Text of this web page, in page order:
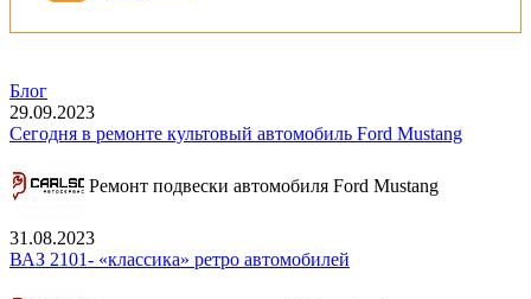
Блог
29.09.2023
Сегодня в ремонте культовый автомобиль Ford Mustang
Ремонт подвески автомобиля Ford Mustang
31.08.2023
ВАЗ 2101- «классика» ретро автомобилей